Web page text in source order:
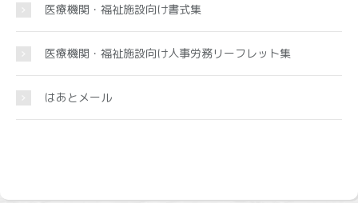
医療機関・福祉施設向け書式集
医療機関・福祉施設向け人事労務リーフレット集
はあとメール